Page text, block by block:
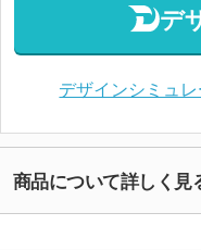
デ
デザインシミュ
商品について詳しく見